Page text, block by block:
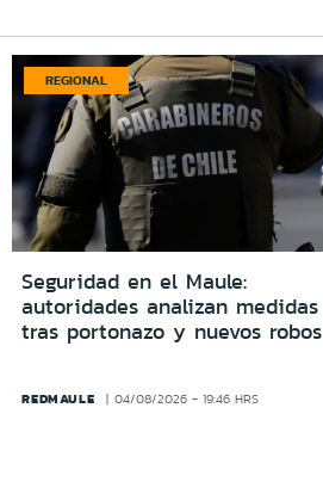
REGIONAL
Seguridad en el Maule:
autoridades analizan medidas
tras portonazo y nuevos robos
REDMAULE 04/08/2026 - 19:46 HRS